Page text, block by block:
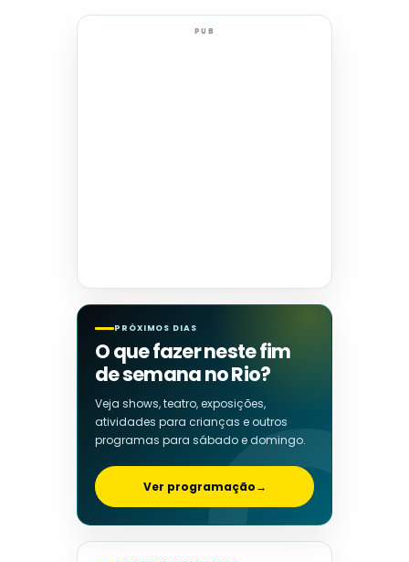
PUB
PRÓXIMOS DIAS
O que fazer neste fim
de semana no Rio?
Veja shows, teatro, exposições,
atividades para crianças e outros
programas para sábado e domingo.
Ver programação→